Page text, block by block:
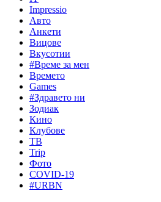
Impressio
Авто
Анкети
Вицове
Вкусотии
#Време за мен
Времето
Games
#Здравето ни
Зодиак
Кино
Клубове
ТВ
Trip
Фото
COVID-19
#URBN